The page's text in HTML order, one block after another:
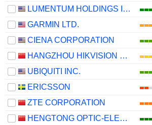
LUMENTUM HOLDINGS INC.
GARMIN LTD.
CIENA CORPORATION
HANGZHOU HIKVISION DIGITAL TECHNOLOGY CO., LTD.
UBIQUITI INC.
ERICSSON
ZTE CORPORATION
HENGTONG OPTIC-ELECTRIC CO., LTD.